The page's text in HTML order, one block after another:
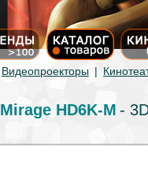
Видеопроекторы |
Mirage HD6K-M -